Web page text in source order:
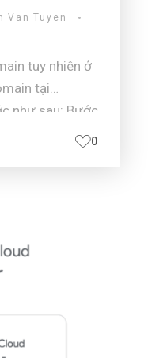
Van Tuyen
tuy nhiên ở
tại
sau: Bước
0